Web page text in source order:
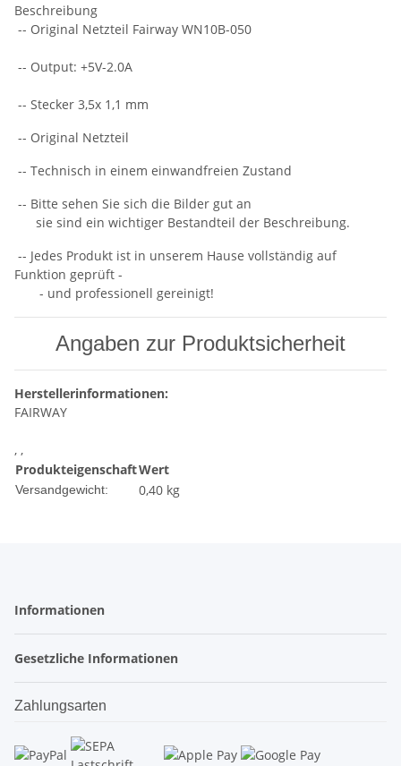
Beschreibung
-- Original Netzteil Fairway WN10B-050
-- Output: +5V-2.0A
-- Stecker 3,5x 1,1 mm
-- Original Netzteil
-- Technisch in einem einwandfreien Zustand
-- Bitte sehen Sie sich die Bilder gut an
sie sind ein wichtiger Bestandteil der Beschreibung.
-- Jedes Produkt ist in unserem Hause vollständig auf
Funktion geprüft -
- und professionell gereinigt!
Angaben zur Produktsicherheit
Herstellerinformationen:
FAIRWAY
, ,
ProdukteigenschaftWert
Versandgewicht: 0,40 kg
Informationen
Gesetzliche Informationen
Zahlungsarten